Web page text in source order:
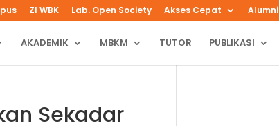
ZI WBK Lab. Open Society Akses Cepat Alumni
AKADEMIK MBKM TUTOR PUBLIKASI
Sekadar